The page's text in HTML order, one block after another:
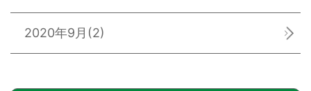
2020年9月 (2)